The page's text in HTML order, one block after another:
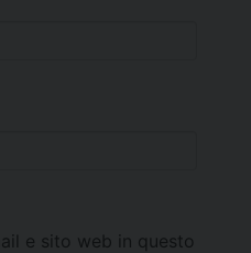
e sito web in questo